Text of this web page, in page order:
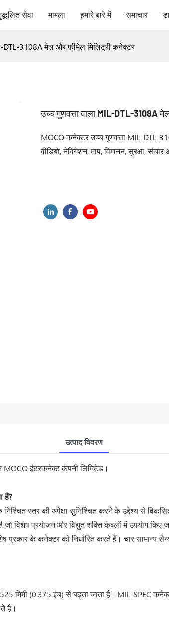
सेवा मामला हमारे बारे में समाचार
DTL-3108A मेल और फीमेल मिलिट्री कनेक्टर
उच्च गुणवत्ता वाला MIL-DTL-3108A
MOCO कनेक्टर उच्च गुणवत्ता MIL-DTL-
वीडियो, नेविगेशन, माप, विमानन, सुरक्षा,
उत्पाद विवरण
MOCO इंटरकनेक्ट कंपनी लिमिटेड।
हैं?
स्तर की अपेक्षा सुनिश्चित करने के उद्देश्य से विकसित
विशेष प्रयोजन और विद्युत शक्ति केबलों में उपयोग किए
प्रकार के कनेक्टर को निर्धारित करते हैं। चार
मिमी (0.375 इंच) से बढ़ता जाता है। MIL-
हैं।